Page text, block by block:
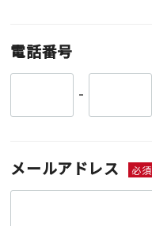
電話番号
-
メールアドレス 必須